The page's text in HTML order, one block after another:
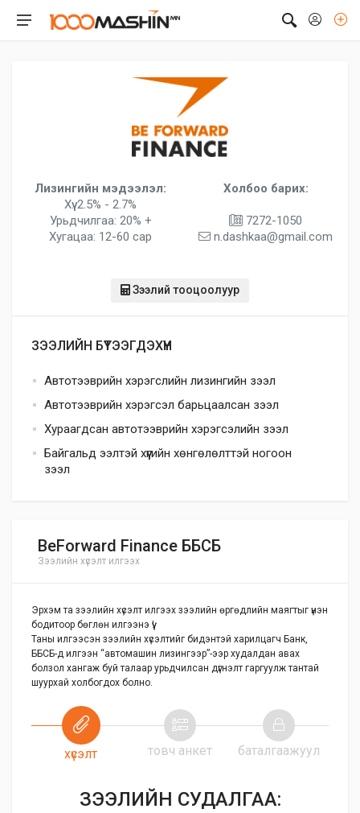
Лизингийн мэдээлэл:
Хүү: 2.5% - 2.7%
Урьдчилгаа: 20% +
Хугацаа: 12-60 сар
Холбоо барих:
7272-1050
n.dashkaa@gmail.com
Зээлий тооцоолуур
ЗЭЭЛИЙН БҮТЭЭГДЭХҮҮН
Автотээврийн хэрэгслийн лизингийн зээл
Автотээврийн хэрэгсэл барьцаалсан зээл
Хураагдсан автотээврийн хэрэгсэлийн зээл
Байгальд ээлтэй хүүгийн хөнгөлөлттэй ногоон
зээл
BeForward Finance ББСБ
Зээлийн хүсэлт илгээх
Эрхэм та зээлийн хүсэлт илгээх зээлийн өргөдлийн маягтыг үнэн
бодитоор бөглөн илгээнэ үү!
Таны илгээсэн зээлийн хүсэлтийг бидэнтэй харилцагч Банк,
ББСБ-д илгээн “автомашин лизингээр”-ээр худалдан авах
болзол хангаж буй талаар урьдчилсан дүгнэлт гаргуулж тантай
шуурхай холбогдох болно.
хүсэлт товч анкет баталгаажуул
ЗЭЭЛИЙН СУДАЛГАА: